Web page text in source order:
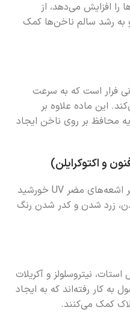
را افزایش می‌دهد، از
به رشد سالم ناخن‌ها کمک
فرار است که به سرعت
این ماده علاوه بر
محافظ بر روی ناخن ایجاد
و اکتوکرایلن)
این فیلترها از ناخن و لاک در برابر اشعه‌های مضر UV خورشید
زرد شدن و کدر شدن رنگ
استات، نیتروسلولز و آکریلات
به کار رفته‌اند که به ایجاد
کمک می‌کنند.